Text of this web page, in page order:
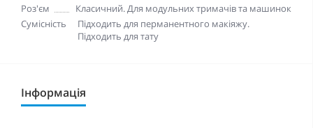
Роз'єм
Класичний. Для модульних тримачів та машинок
Сумісність
Підходить для перманентного макіяжу.
Підходить для тату
Інформація